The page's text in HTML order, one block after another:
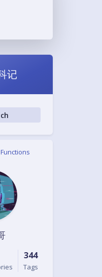
Serif
记
Functions
344
Tags